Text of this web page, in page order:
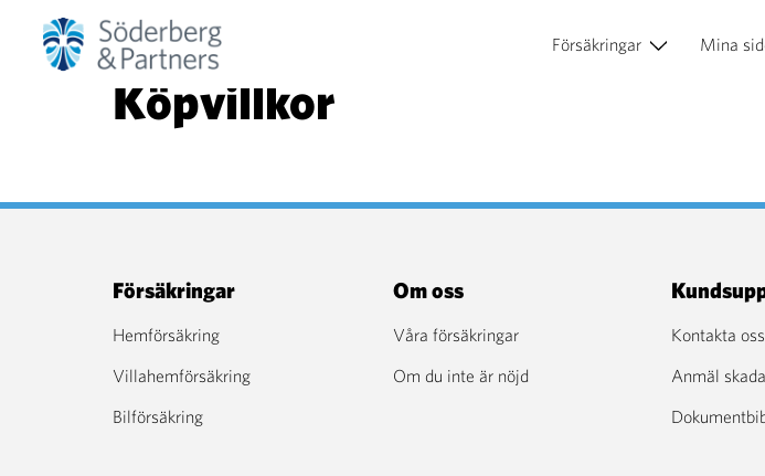
Försäkringar Mina
Köpvillkor
Försäkringar
Hemförsäkring
Villahemförsäkring
Bilförsäkring
Om oss
Våra försäkringar
Om du inte är nöjd
Kontakta oss
Anmäl skada